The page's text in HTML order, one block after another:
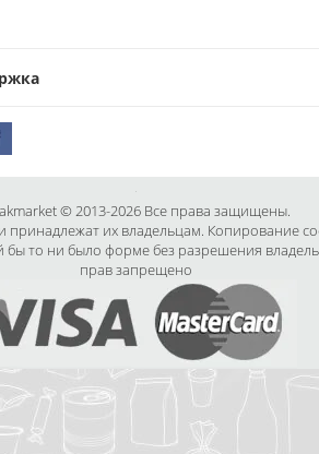
© 2013-2026 Все права защищены.
принадлежат их владельцам. Копирование
бы то ни было форме без разрешения
прав запрещено